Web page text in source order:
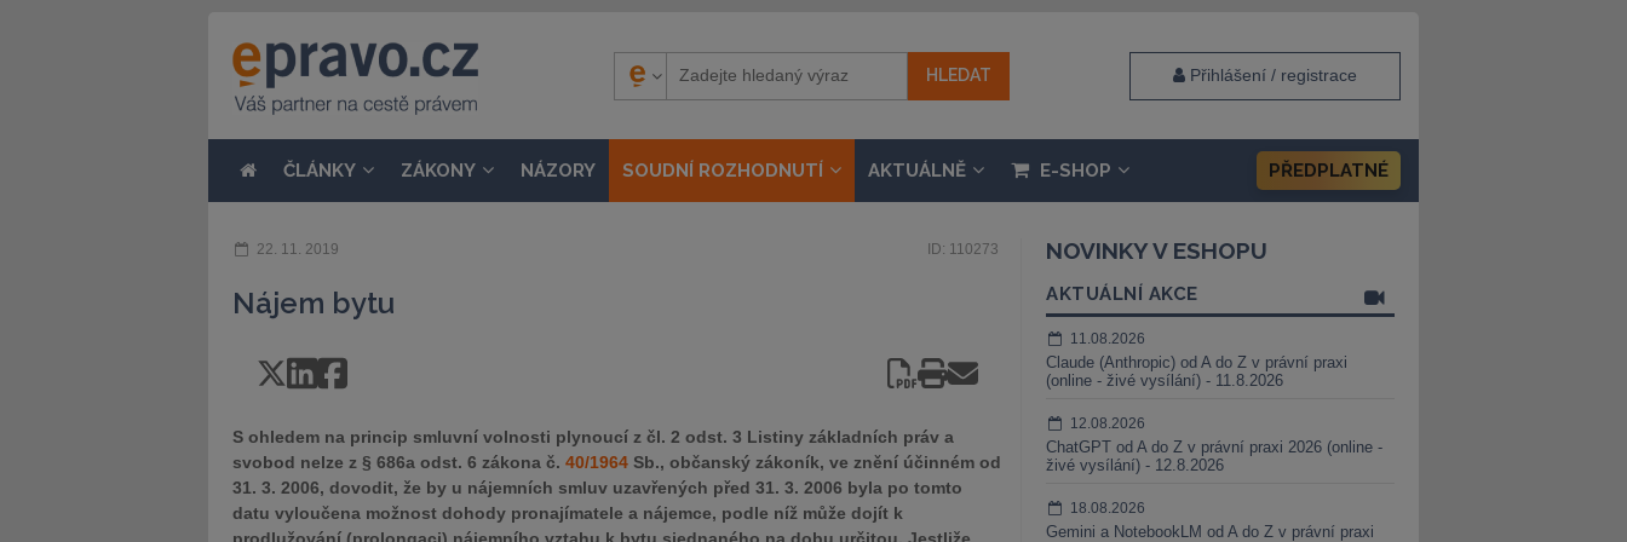
Přihlášení / registrace
ČLÁNKY ZÁKONY NÁZORY SOUDNÍ ROZHODNUTÍ AKTUÁLNĚ E-SHOP PŘEDPLATNÉ
22. 11. 2019 ID: 110273
Nájem bytu
S ohledem na princip smluvní volnosti plynoucí z čl. 2 odst. 3 Listiny základních práv a
svobod nelze z § 686a odst. 6 zákona č. 40/1964 Sb., občanský zákoník, ve znění účinném od
31. 3. 2006, dovodit, že by u nájemních smluv uzavřených před 31. 3. 2006 byla po tomto
datu vyloučena možnost dohody pronajímatele a nájemce, podle níž může dojít k
NOVINKY V ESHOPU
AKTUÁLNÍ AKCE
11.08.2026
Claude (Anthropic) od A do Z v právní praxi
(online - živé vysílání) - 11.8.2026
12.08.2026
ChatGPT od A do Z v právní praxi 2026 (online -
živé vysílání) - 12.8.2026
18.08.2026
Gemini a NotebookLM od A do Z v právní praxi